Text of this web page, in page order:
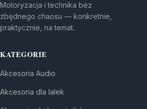
Motoryzacja i technika bez
zbędnego chaosu — konkretnie,
praktycznie, na temat.
KATEGORIE
Akcesoria Audio
Akcesoria dla lalek